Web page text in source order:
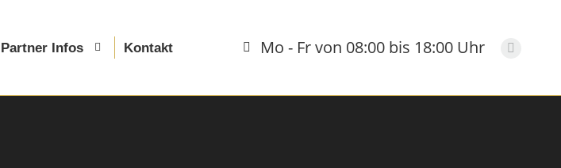
Partner Infos Kontakt Mo - Fr von 08:00 bis 18:00 Uhr
opens